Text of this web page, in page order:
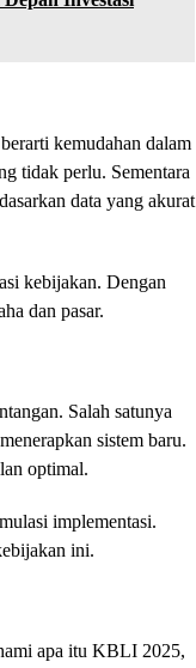
kemudahan dalam
tidak perlu. Sementara
data yang akurat
kebijakan. Dengan
dan pasar.
Salah satunya
sistem baru.
optimal.
implementasi.
ini.
apa itu KBLI 2025,